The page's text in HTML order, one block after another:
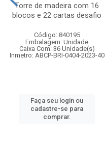
Torre de madeira com 16
blocos e 22 cartas desafio
Código: 840195
Embalagem: Unidade
Caixa Com: 36 Unidade(s)
Inmetro: ABCP-BRI-0404-2023-40
Faça seu login ou
cadastre-se para
comprar.